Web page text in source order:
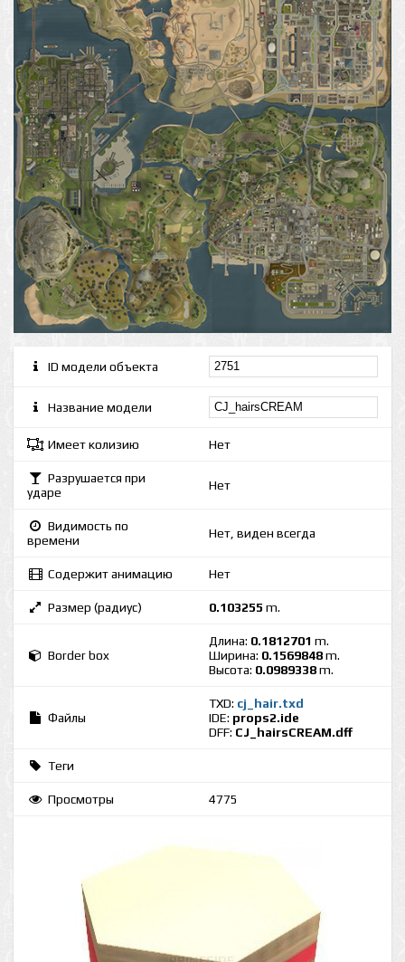
ID модели объекта
Название модели
Имеет колизию Нет
Разрушается при
ударе
Нет
Видимость по
времени
Нет, виден всегда
Содержит анимацию Нет
Размер (радиус) 0.103255 m.
Border box
Длина: 0.1812701 m.
Ширина: 0.1569848m.
Высота: 0.0989338m.
Файлы
TXD: cj_hair.txd
IDE: props2.ide
DFF: CJ_hairsCREAM.dff
Теги
Просмотры 4775